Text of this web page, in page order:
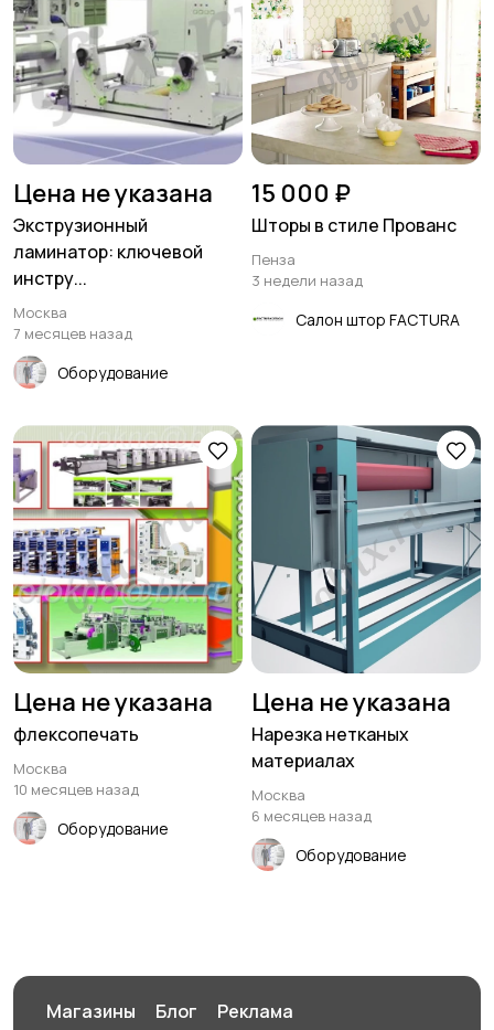
Цена не указана
Экструзионный
ламинатор: ключевой
инстру...
Москва
7 месяцев назад
Оборудование
15 000 ₽
Шторы в стиле Прованс
Пенза
3 недели назад
Салон штор FACTURA
Цена не указана
флексопечать
Москва
10 месяцев назад
Оборудование
Цена не указана
Нарезка нетканых
материалах
Москва
6 месяцев назад
Оборудование
Магазины Блог
Реклама